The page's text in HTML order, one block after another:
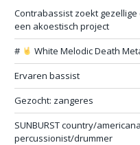
Contrabassist zoekt
een akoestisch project
#
White Melodic Death
Ervaren bassist
Gezocht: zangeres
SUNBURST country/
percussionist/drummer